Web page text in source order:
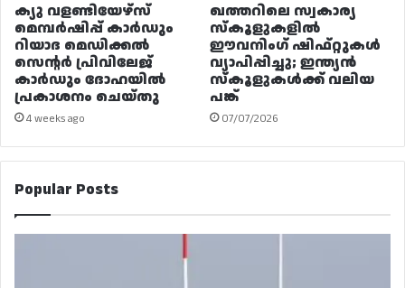
ക്യു വളണ്ടിയേഴ്‌സ്
മെമ്പർഷിപ്പ് കാർഡും
റിയാദ മെഡിക്കൽ
സെന്റർ പ്രിവിലേജ്
കാർഡും ദോഹയിൽ
പ്രകാശനം ചെയ്തു
4 weeks ago
ഖത്തറിലെ സ്വകാര്യ
സ്കൂളുകളിൽ
ഈവനിംഗ് ഷിഫ്റ്റുകൾ
വ്യാപിപ്പിച്ചു; ഇന്ത്യൻ
സ്കൂളുകൾക്ക് വലിയ
പങ്ക്
07/07/2026
Popular Posts